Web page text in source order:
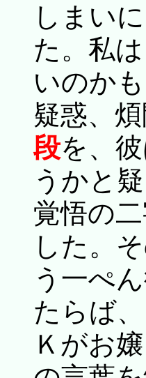
しまい
た。私
いのか
疑惑、
段を、
うかと
覚悟の
した。
う一ぺ
たらば
Ｋがお